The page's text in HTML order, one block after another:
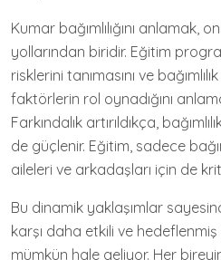
Kumar bağımlılığını anlamak,
yollarından biridir. Eğitim
risklerini tanımasını ve
faktörlerin rol oynadığını
Farkındalık artırıldıkça,
de güçlenir. Eğitim, sadece
aileleri ve arkadaşları için de
Bu dinamik yaklaşımlar
karşı daha etkili ve
mümkün hale geliyor. Her